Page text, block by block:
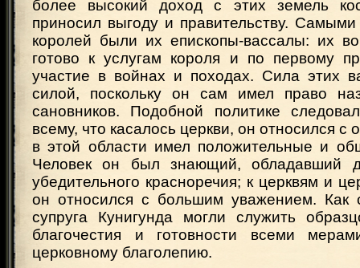
более высокий доход с этих земель
приносил выгоду и правительству.
королей были их епископы-вассалы: их
готово к услугам короля и по первому
участие в войнах и походах. Сила этих
силой, поскольку он сам имел право
сановников. Подобной политике
всему, что касалось церкви, он относился с
в этой области имел положительные и
Человек он был знающий, обладавший
убедительного красноречия; к церквям и
он относился с большим уважением. Как
супруга Кунигунда могли служить
благочестия и готовности всеми
церковному благолепию.